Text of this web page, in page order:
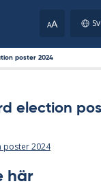
AA
poster 2024
election
poster 2024
här